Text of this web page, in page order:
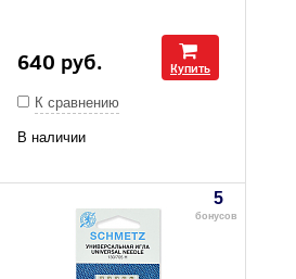
640 руб. Купить
К сравнению
В наличии
5
бонусов